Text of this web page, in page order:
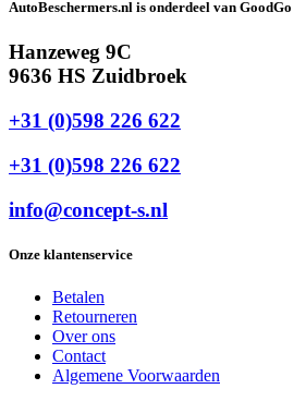
AutoBeschermers.nl is onderdeel van GoodGo
Hanzeweg 9C
9636 HS Zuidbroek
+31 (0)598 226 622
+31 (0)598 226 622
info@concept-s.nl
Onze klantenservice
Betalen
Retourneren
Over ons
Contact
Algemene Voorwaarden